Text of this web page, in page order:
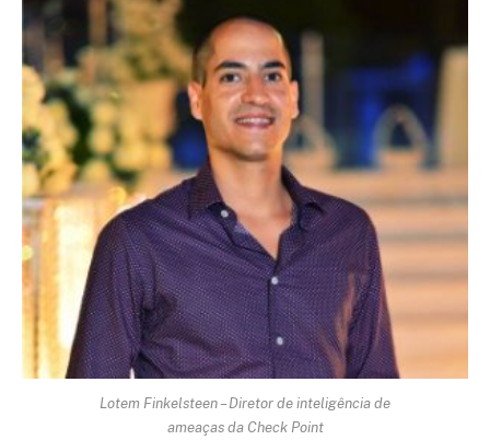
Lotem Finkelsteen – Diretor de inteligência de
ameaças da Check Point